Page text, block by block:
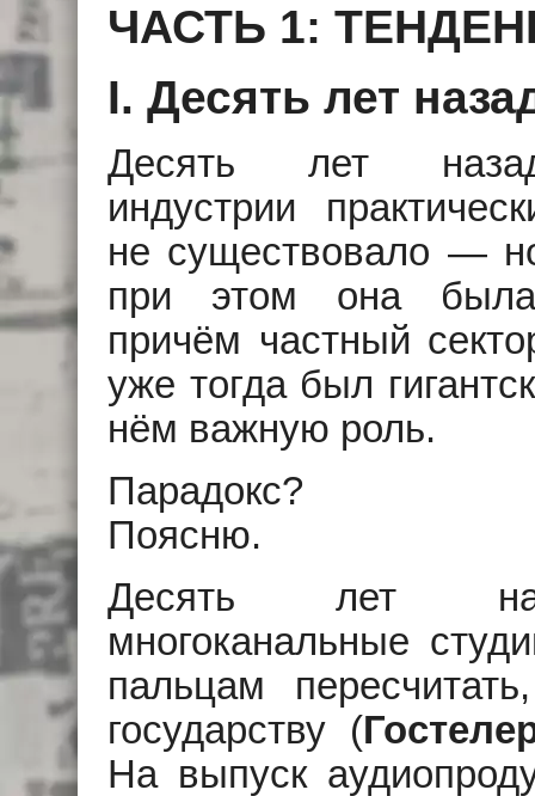
ЧАСТЬ 1:
I. Десять лет
Десять лет
индустрии
не существовало —
при этом она
причём частный
уже тогда был
нём важную роль.
Парадокс?
Поясню.
Десять лет
многоканальные
пальцам
государству (
На выпуск